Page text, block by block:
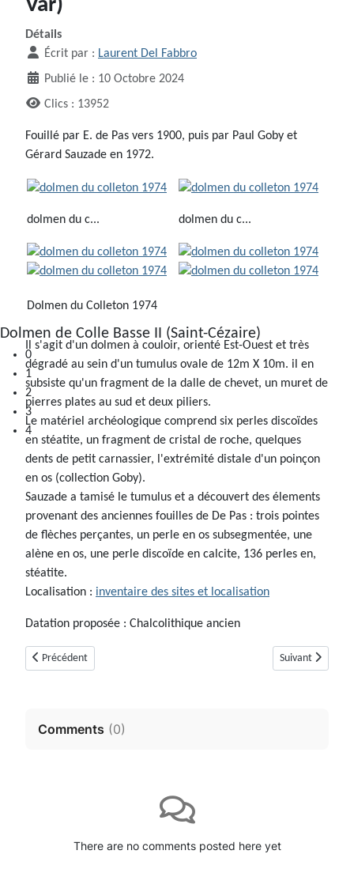
Dolmen de Colle Basse II (Saint-Cézaire)
0
1
2
3
4
Var)
Détails
Écrit par : Laurent Del Fabbro
Publié le : 10 Octobre 2024
Clics : 13952
Fouillé par E. de Pas vers 1900, puis par Paul Goby et
Gérard Sauzade en 1972.
dolmen du c... dolmen du c...
Dolmen du Colleton 1974
Il s'agit d'un dolmen à couloir, orienté Est-Ouest et très
dégradé au sein d'un tumulus ovale de 12m X 10m. il en
subsiste qu'un fragment de la dalle de chevet, un muret de
pierres plates au sud et deux piliers.
Le matériel archéologique comprend six perles discoïdes
en stéatite, un fragment de cristal de roche, quelques
dents de petit carnassier, l'extrémité distale d'un poinçon
en os (collection Goby).
Sauzade a tamisé le tumulus et a découvert des élements
provenant des anciennes fouilles de De Pas : trois pointes
de flèches perçantes, un perle en os subsegmentée, une
alène en os, une perle discoïde en calcite, 136 perles en,
stéatite.
Localisation : inventaire des sites et localisation
Datation proposée : Chalcolithique ancien
Article précédent : Dolmen de Saint Marcellin (Mons, Var)
Précédent Article suivant :
Suivant
Comments (0)
There are no comments posted here yet